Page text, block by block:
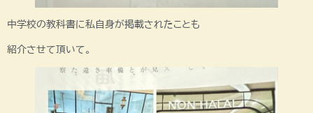
中学校の教科書に私自身が掲載されたことも
紹介させて頂いて。